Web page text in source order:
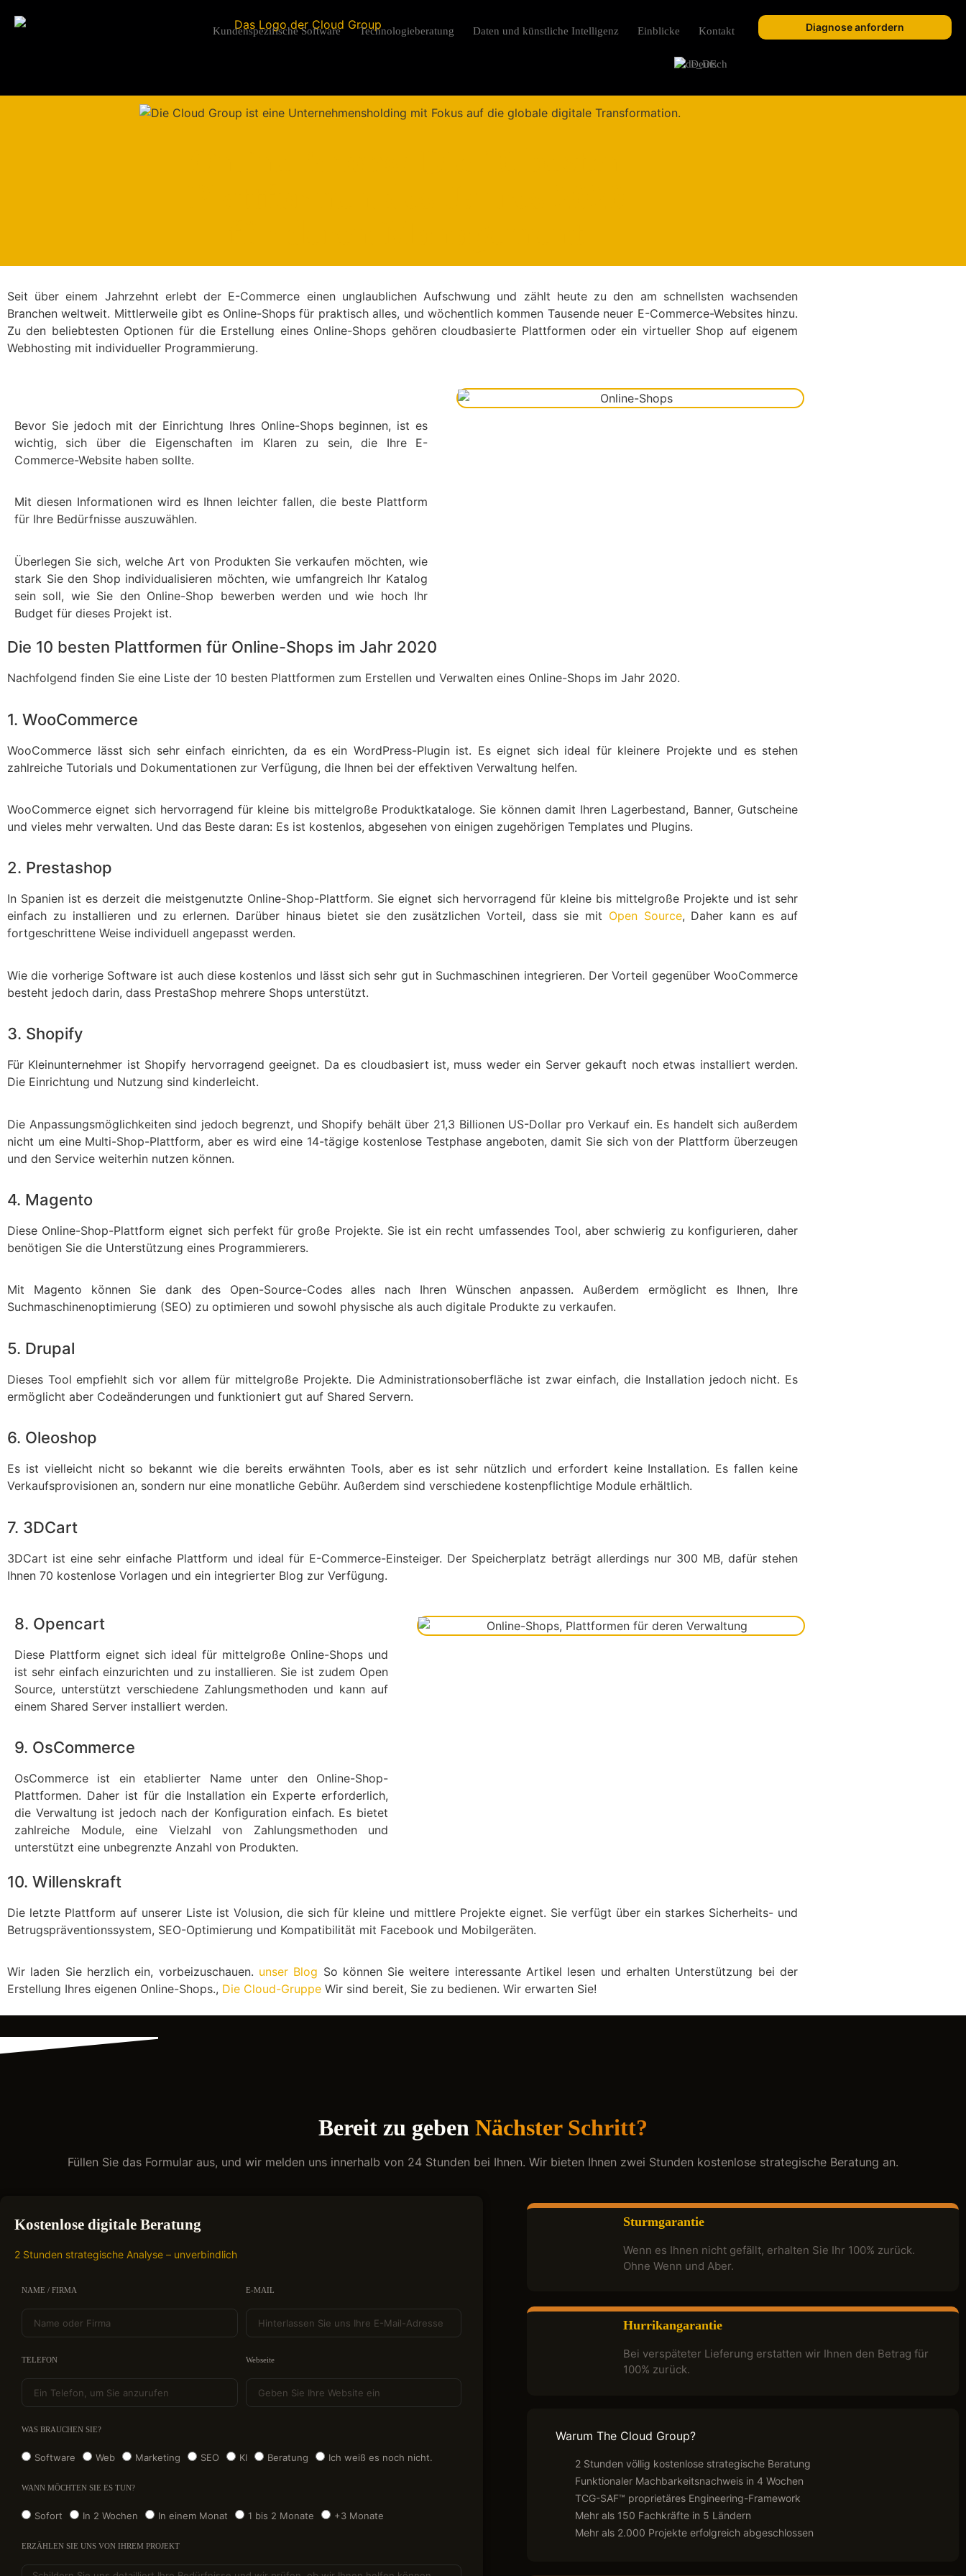
Kundenspezifische Software Technologieberatung Daten und künstliche Intelligenz Einblicke Kontakt
Deutsch
Diagnose anfordern
Seit über einem Jahrzehnt erlebt der E-Commerce einen unglaublichen Aufschwung und zählt heute zu den am schnellsten wachsenden
Branchen weltweit. Mittlerweile gibt es Online-Shops für praktisch alles, und wöchentlich kommen Tausende neuer E-Commerce-Websites hinzu.
Zu den beliebtesten Optionen für die Erstellung eines Online-Shops gehören cloudbasierte Plattformen oder ein virtueller Shop auf eigenem
Webhosting mit individueller Programmierung.
Bevor Sie jedoch mit der Einrichtung Ihres Online-Shops beginnen, ist es
wichtig, sich über die Eigenschaften im Klaren zu sein, die Ihre E-
Commerce-Website haben sollte.
Mit diesen Informationen wird es Ihnen leichter fallen, die beste Plattform
für Ihre Bedürfnisse auszuwählen.
Überlegen Sie sich, welche Art von Produkten Sie verkaufen möchten, wie
stark Sie den Shop individualisieren möchten, wie umfangreich Ihr Katalog
sein soll, wie Sie den Online-Shop bewerben werden und wie hoch Ihr
Budget für dieses Projekt ist.
Die 10 besten Plattformen für Online-Shops im Jahr 2020
Nachfolgend finden Sie eine Liste der 10 besten Plattformen zum Erstellen und Verwalten eines Online-Shops im Jahr 2020.
1. WooCommerce
WooCommerce lässt sich sehr einfach einrichten, da es ein WordPress-Plugin ist. Es eignet sich ideal für kleinere Projekte und es stehen
zahlreiche Tutorials und Dokumentationen zur Verfügung, die Ihnen bei der effektiven Verwaltung helfen.
WooCommerce eignet sich hervorragend für kleine bis mittelgroße Produktkataloge. Sie können damit Ihren Lagerbestand, Banner, Gutscheine
und vieles mehr verwalten. Und das Beste daran: Es ist kostenlos, abgesehen von einigen zugehörigen Templates und Plugins.
2. Prestashop
In Spanien ist es derzeit die meistgenutzte Online-Shop-Plattform. Sie eignet sich hervorragend für kleine bis mittelgroße Projekte und ist sehr
einfach zu installieren und zu erlernen. Darüber hinaus bietet sie den zusätzlichen Vorteil, dass sie mit Open Source, Daher kann es auf
fortgeschrittene Weise individuell angepasst werden.
Wie die vorherige Software ist auch diese kostenlos und lässt sich sehr gut in Suchmaschinen integrieren. Der Vorteil gegenüber WooCommerce
besteht jedoch darin, dass PrestaShop mehrere Shops unterstützt.
3. Shopify
Für Kleinunternehmer ist Shopify hervorragend geeignet. Da es cloudbasiert ist, muss weder ein Server gekauft noch etwas installiert werden.
Die Einrichtung und Nutzung sind kinderleicht.
Die Anpassungsmöglichkeiten sind jedoch begrenzt, und Shopify behält über 21,3 Billionen US-Dollar pro Verkauf ein. Es handelt sich außerdem
nicht um eine Multi-Shop-Plattform, aber es wird eine 14-tägige kostenlose Testphase angeboten, damit Sie sich von der Plattform überzeugen
und den Service weiterhin nutzen können.
4. Magento
Diese Online-Shop-Plattform eignet sich perfekt für große Projekte. Sie ist ein recht umfassendes Tool, aber schwierig zu konfigurieren, daher
benötigen Sie die Unterstützung eines Programmierers.
Mit Magento können Sie dank des Open-Source-Codes alles nach Ihren Wünschen anpassen. Außerdem ermöglicht es Ihnen, Ihre
Suchmaschinenoptimierung (SEO) zu optimieren und sowohl physische als auch digitale Produkte zu verkaufen.
5. Drupal
Dieses Tool empfiehlt sich vor allem für mittelgroße Projekte. Die Administrationsoberfläche ist zwar einfach, die Installation jedoch nicht. Es
ermöglicht aber Codeänderungen und funktioniert gut auf Shared Servern.
6. Oleoshop
Es ist vielleicht nicht so bekannt wie die bereits erwähnten Tools, aber es ist sehr nützlich und erfordert keine Installation. Es fallen keine
Verkaufsprovisionen an, sondern nur eine monatliche Gebühr. Außerdem sind verschiedene kostenpflichtige Module erhältlich.
7. 3DCart
3DCart ist eine sehr einfache Plattform und ideal für E-Commerce-Einsteiger. Der Speicherplatz beträgt allerdings nur 300 MB, dafür stehen
Ihnen 70 kostenlose Vorlagen und ein integrierter Blog zur Verfügung.
8. Opencart
Diese Plattform eignet sich ideal für mittelgroße Online-Shops und
ist sehr einfach einzurichten und zu installieren. Sie ist zudem Open
Source, unterstützt verschiedene Zahlungsmethoden und kann auf
einem Shared Server installiert werden.
9. OsCommerce
OsCommerce ist ein etablierter Name unter den Online-Shop-
Plattformen. Daher ist für die Installation ein Experte erforderlich,
die Verwaltung ist jedoch nach der Konfiguration einfach. Es bietet
zahlreiche Module, eine Vielzahl von Zahlungsmethoden und
unterstützt eine unbegrenzte Anzahl von Produkten.
10. Willenskraft
Die letzte Plattform auf unserer Liste ist Volusion, die sich für kleine und mittlere Projekte eignet. Sie verfügt über ein starkes Sicherheits- und
Betrugspräventionssystem, SEO-Optimierung und Kompatibilität mit Facebook und Mobilgeräten.
Wir laden Sie herzlich ein, vorbeizuschauen. unser Blog So können Sie weitere interessante Artikel lesen und erhalten Unterstützung bei der
Erstellung Ihres eigenen Online-Shops., Die Cloud-Gruppe Wir sind bereit, Sie zu bedienen. Wir erwarten Sie!
Bereit zu geben Nächster Schritt?
Füllen Sie das Formular aus, und wir melden uns innerhalb von 24 Stunden bei Ihnen. Wir bieten Ihnen zwei Stunden kostenlose strategische Beratung an.
Kostenlose digitale Beratung
2 Stunden strategische Analyse – unverbindlich
NAME / FIRMA E-MAIL
TELEFON Webseite
WAS BRAUCHEN SIE?
Software Web Marketing SEO KI Beratung Ich weiß es noch nicht.
WANN MÖCHTEN SIE ES TUN?
Sofort In 2 Wochen In einem Monat 1 bis 2 Monate +3 Monate
ERZÄHLEN SIE UNS VON IHREM PROJEKT
Sturmgarantie
Wenn es Ihnen nicht gefällt, erhalten Sie Ihr 100% zurück.
Ohne Wenn und Aber.
Hurrikangarantie
Bei verspäteter Lieferung erstatten wir Ihnen den Betrag für
100% zurück.
Warum The Cloud Group?
2 Stunden völlig kostenlose strategische Beratung
Funktionaler Machbarkeitsnachweis in 4 Wochen
TCG-SAF™ proprietäres Engineering-Framework
Mehr als 150 Fachkräfte in 5 Ländern
Mehr als 2.000 Projekte erfolgreich abgeschlossen